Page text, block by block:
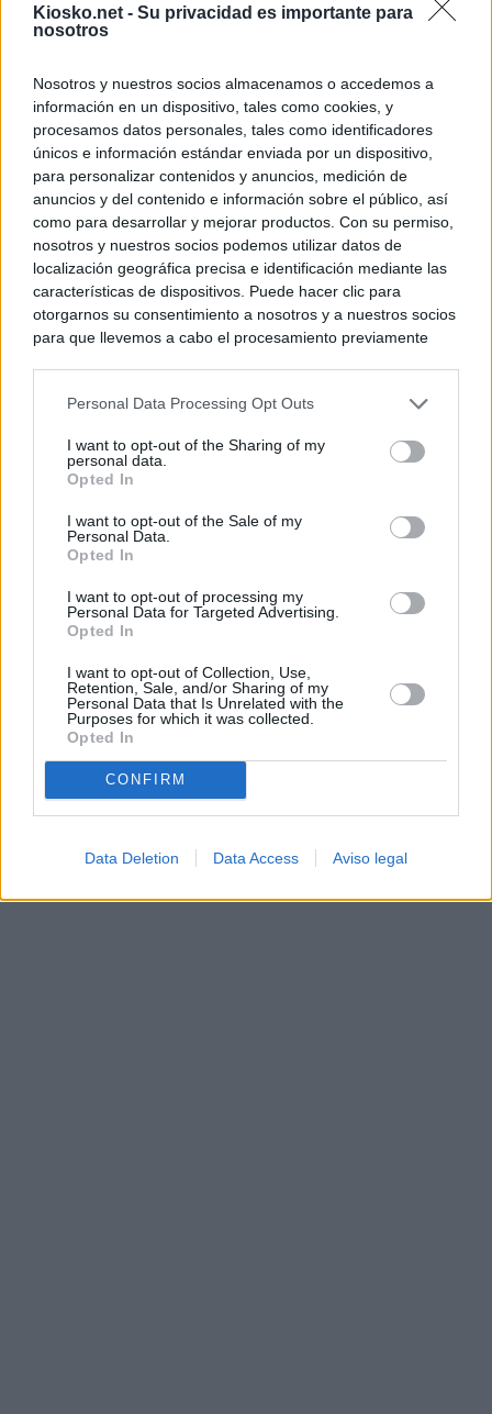
Kiosko.net - Su privacidad es importante para
nosotros
Nosotros y nuestros socios almacenamos o accedemos a
información en un dispositivo, tales como cookies, y
procesamos datos personales, tales como identificadores
únicos e información estándar enviada por un dispositivo,
para personalizar contenidos y anuncios, medición de
anuncios y del contenido e información sobre el público, así
como para desarrollar y mejorar productos. Con su permiso,
nosotros y nuestros socios podemos utilizar datos de
localización geográfica precisa e identificación mediante las
características de dispositivos. Puede hacer clic para
otorgarnos su consentimiento a nosotros y a nuestros socios
para que llevemos a cabo el procesamiento previamente
negar su consentimiento. Tenga en cuenta que algún
de su consentimiento, pero usted tiene el derecho de
rechazar tal procesamiento. Sus preferencias se aplicarán
cualquier momento entrando de nuevo en este sitio web o
visitando nuestra política de privacidad.
Personal Data Processing Opt Outs
I want to opt-out of the Sharing of my
personal data.
Opted In
I want to opt-out of the Sale of my
Personal Data.
Opted In
I want to opt-out of processing my
Personal Data for Targeted Advertising.
Opted In
I want to opt-out of Collection, Use,
Retention, Sale, and/or Sharing of my
Personal Data that Is Unrelated with the
Purposes for which it was collected.
Opted In
CONFIRM
Data Deletion Data Access Aviso legal